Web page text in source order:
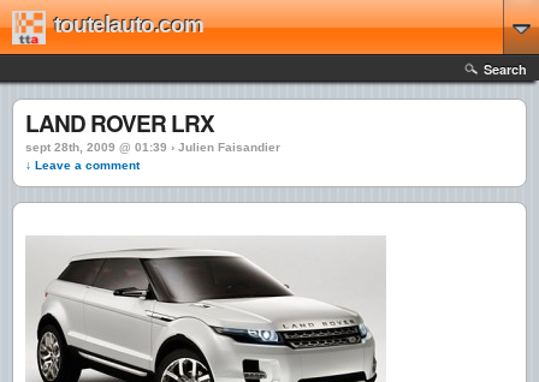
toutelauto.com
Search
LAND ROVER LRX
sept 28th, 2009 @ 01:39 › Julien Faisandier
↓ Leave a comment